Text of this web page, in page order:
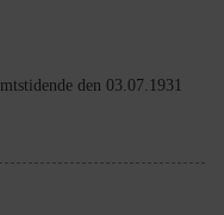
den 03.07.1931